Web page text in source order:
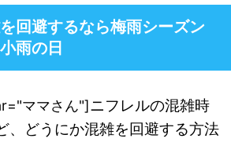
回避するなら梅雨シーズン
雨の日
ママさん"]ニフレルの混雑時
、どうにか混雑を回避する方法